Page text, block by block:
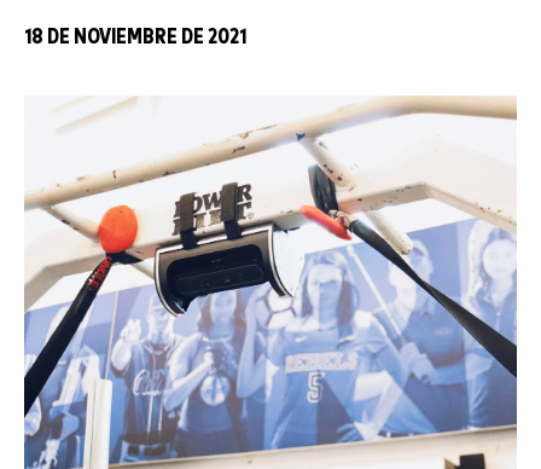
18 DE NOVIEMBRE DE 2021